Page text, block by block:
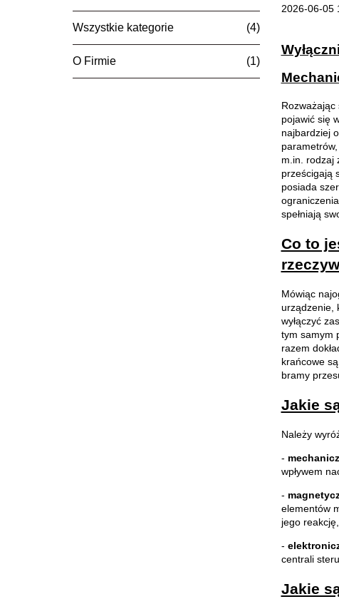
Wszystkie kategorie (4)
O Firmie (1)
2026-06-05
pojawić się
najbardziej
m.in. rodzaj
prześcigają
posiada
spełniają
Co to
Mówiąc
urządzenie,
wyłączyć
tym samym
razem
krańcowe
bramy
Jakie
Należy
-
wpływem
-
elementów
jego
-
centrali
Jakie